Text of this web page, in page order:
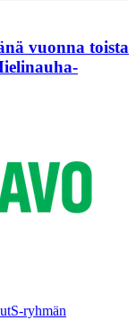
vuonna toista
S-ryhmän